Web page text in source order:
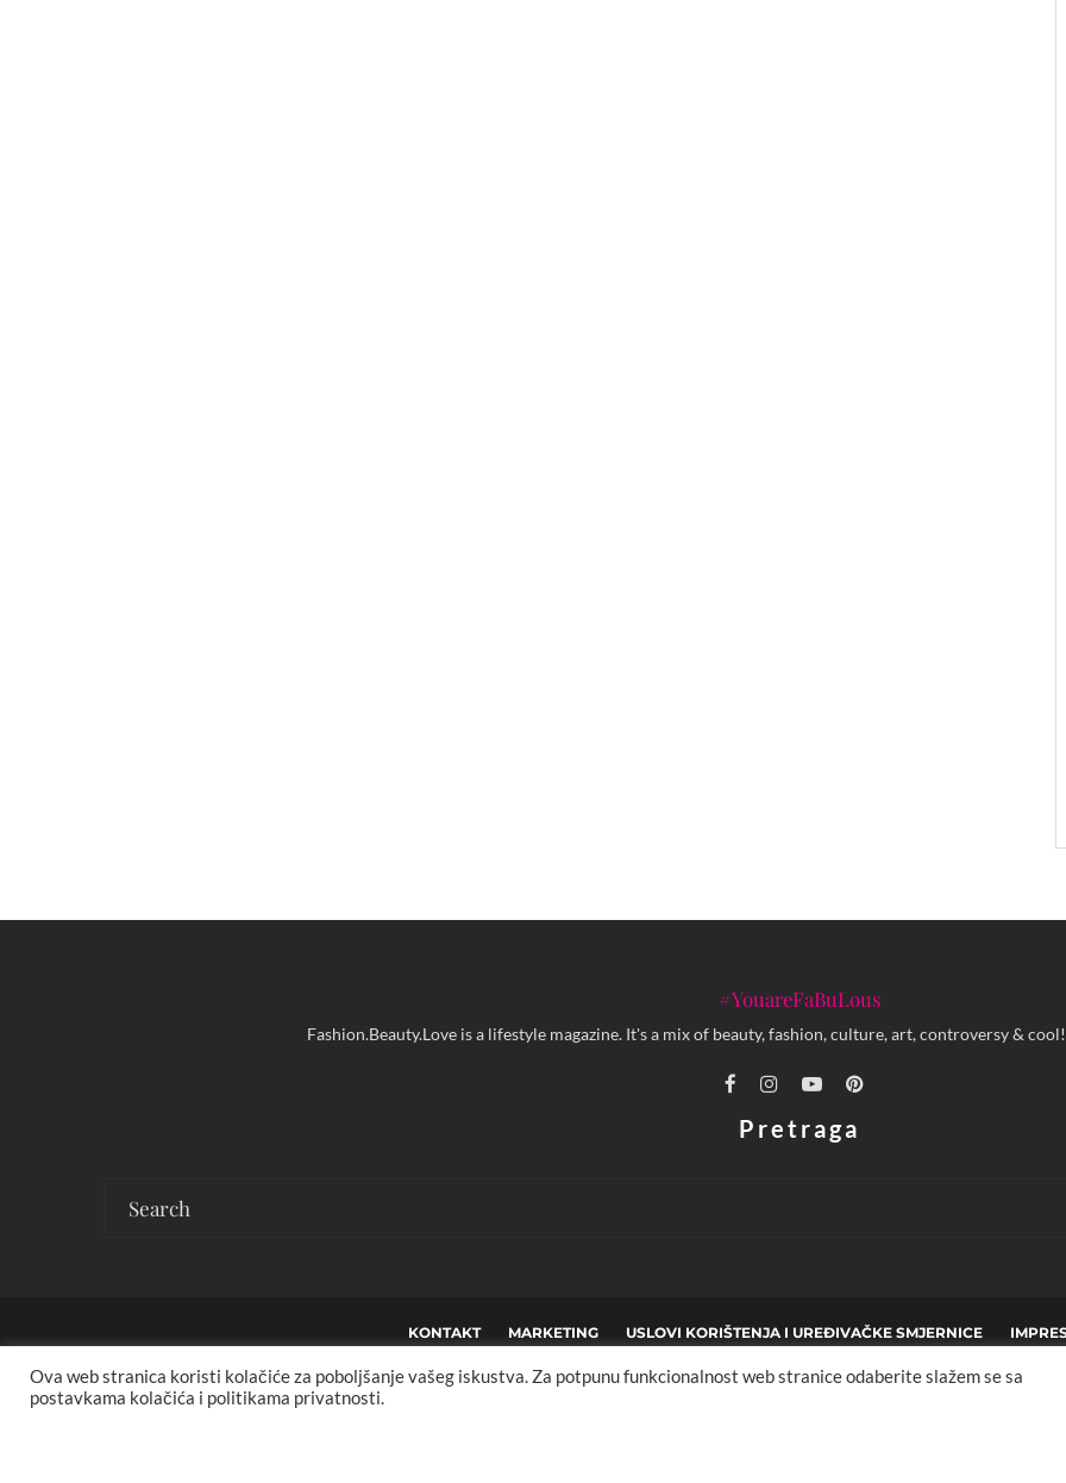
#YouareFaBuLous
Fashion.Beauty.Love is a lifestyle magazine. It's a mix of beauty, fashion, culture, art, controversy &
Pretraga
KONTAKT MARKETING USLOVI KORIŠTENJA I UREĐIVAČKE SMJERNICE
Copyright © 2013 - 2025 FBL creative. Sva prava zadržana. Developed by:
Ova web stranica koristi kolačiće za poboljšanje vašeg iskustva. Za potpunu funkcionalnost web stranice odaberite slažem se sa
postavkama kolačića i politikama privatnosti.